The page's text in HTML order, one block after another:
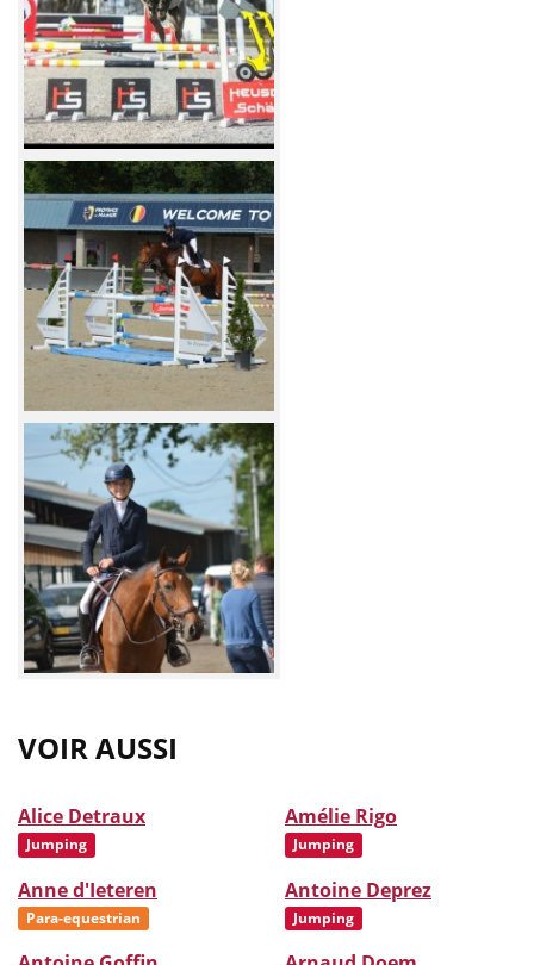
VOIR AUSSI
Alice Detraux
Jumping
Amélie Rigo
Jumping
Anne d'Ieteren
Para-equestrian
Antoine Deprez
Jumping